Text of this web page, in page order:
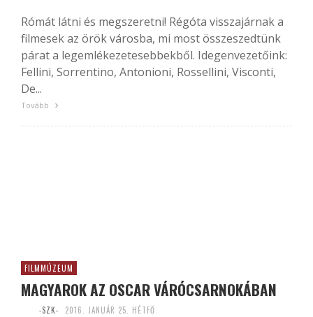
Rómát látni és megszeretni! Régóta visszajárnak a
filmesek az örök városba, mi most összeszedtünk
párat a legemlékezetesebbekből. Idegenvezetőink:
Fellini, Sorrentino, Antonioni, Rossellini, Visconti,
De...
Tovább
FILMMÚZEUM
MAGYAROK AZ OSCAR VÁRÓCSARNOKÁBAN
-SZK- 2016. JANUÁR 25. HÉTFŐ